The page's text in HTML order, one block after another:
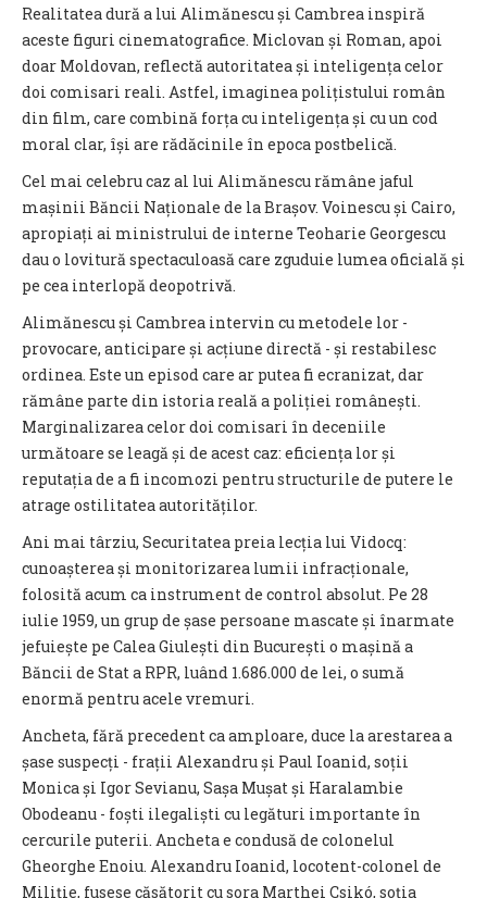
Realitatea dură a lui Alimănescu și Cambrea inspiră
aceste figuri cinematografice. Miclovan și Roman, apoi
doar Moldovan, reflectă autoritatea și inteligența celor
doi comisari reali. Astfel, imaginea polițistului român
din film, care combină forța cu inteligența și cu un cod
moral clar, își are rădăcinile în epoca postbelică.
Cel mai celebru caz al lui Alimănescu rămâne jaful
mașinii Băncii Naționale de la Brașov. Voinescu și Cairo,
apropiați ai ministrului de interne Teoharie Georgescu
dau o lovitură spectaculoasă care zguduie lumea oficială și
pe cea interlopă deopotrivă.
Alimănescu și Cambrea intervin cu metodele lor -
provocare, anticipare și acțiune directă - și restabilesc
ordinea. Este un episod care ar putea fi ecranizat, dar
rămâne parte din istoria reală a poliției românești.
Marginalizarea celor doi comisari în deceniile
următoare se leagă și de acest caz: eficiența lor și
reputația de a fi incomozi pentru structurile de putere le
atrage ostilitatea autorităților.
Ani mai târziu, Securitatea preia lecția lui Vidocq:
cunoașterea și monitorizarea lumii infracționale,
folosită acum ca instrument de control absolut. Pe 28
iulie 1959, un grup de șase persoane mascate și înarmate
jefuiește pe Calea Giulești din București o mașină a
Băncii de Stat a RPR, luând 1.686.000 de lei, o sumă
enormă pentru acele vremuri.
Ancheta, fără precedent ca amploare, duce la arestarea a
șase suspecți - frații Alexandru și Paul Ioanid, soții
Monica și Igor Sevianu, Sașa Mușat și Haralambie
Obodeanu - foști ilegaliști cu legături importante în
cercurile puterii. Ancheta e condusă de colonelul
Gheorghe Enoiu. Alexandru Ioanid, locotent-colonel de
Miliție, fusese căsătorit cu sora Marthei Csikó, soția